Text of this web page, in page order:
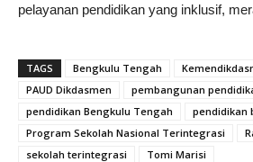
pelayanan pendidikan yang inklusif,
TAGS Bengkulu Tengah
PAUD Dikdasmen
pembangunan
pendidikan Bengkulu Tengah
pendidikan
Program Sekolah Nasional Terintegrasi
sekolah terintegrasi
Tomi Marisi